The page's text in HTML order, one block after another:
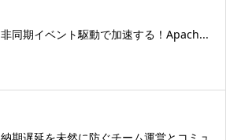
非同期イベント駆動で加速する！Apach...